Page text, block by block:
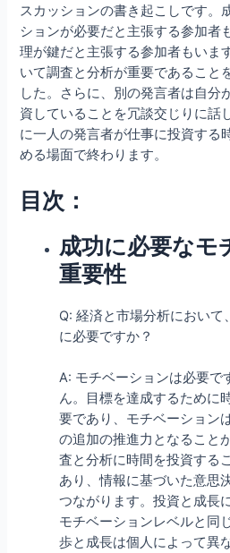
スカッションの書き起こしです。
ションが必要だと主張する参加者
理が鍵だと主張する参加者もいま
いて調査と分析が重要であること
した。さらに、別の発言者は自分
資していることを冗談交じりに話
に一人の発言者が仕事に投資する
める場面で終わります。
目次：
成功に必要なモ
重要性
Q: 経済と市場分析におい
に必要ですか？
A: モチベーションは必要で
ん。目標を達成するために
要であり、モチベーション
の追加の推進力となること
査と分析に時間を投資する
あり、情報に基づいた意思
つながります。投資と成長
モチベーションレベルと同
歩と成長は個人によって異